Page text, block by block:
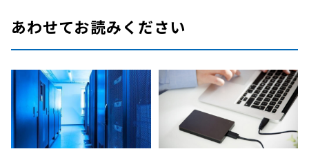
あわせてお読みください